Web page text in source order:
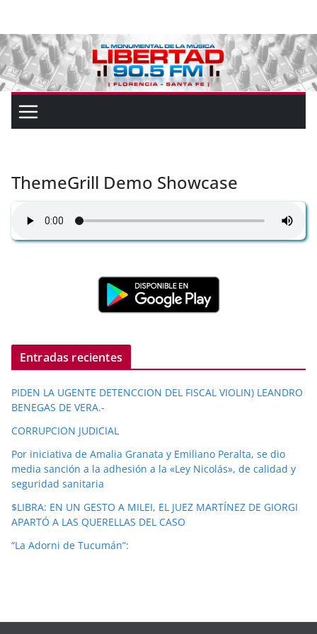
ThemeGrill Demo Showcase
Entradas recientes
PIDEN LA UGENTE DETENCCION DEL FISCAL VIOLIN) LEANDRO
BENEGAS DE VERA.-
CORRUPCION JUDICIAL
Por iniciativa de Amalia Granata y Emiliano Peralta, se dio
media sanción a la adhesión a la «Ley Nicolás», de calidad y
seguridad sanitaria
$LIBRA: EN UN GESTO A MILEI, EL JUEZ MARTÍNEZ DE GIORGI
APARTÓ A LAS QUERELLAS DEL CASO
“La Adorni de Tucumán”: